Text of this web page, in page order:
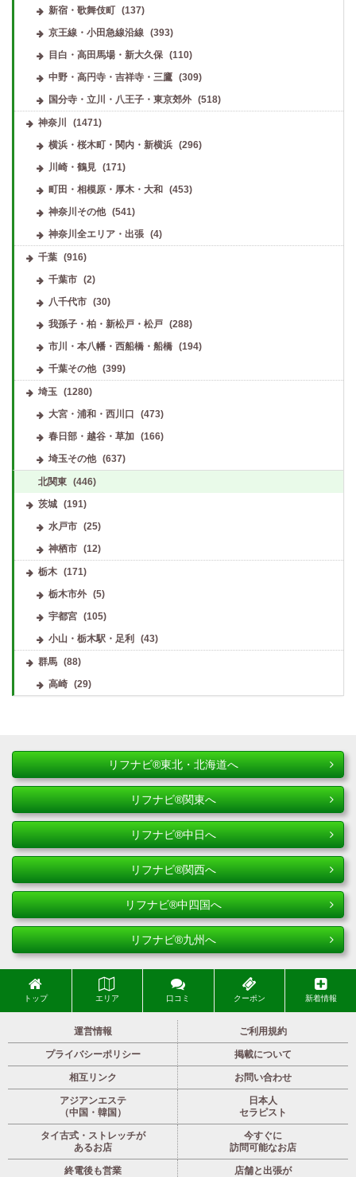
新宿・歌舞伎町
(137)
京王線・小田急線沿線
(393)
目白・高田馬場・新大久保
(110)
中野・高円寺・吉祥寺・三鷹
(309)
国分寺・立川・八王子・東京郊外
(518)
神奈川
(1471)
横浜・桜木町・関内・新横浜
(296)
川崎・鶴見
(171)
町田・相模原・厚木・大和
(453)
神奈川その他
(541)
神奈川全エリア・出張
(4)
千葉 (916)
千葉市
(2)
八千代市
(30)
我孫子・柏・新松戸・松戸
(288)
市川・本八幡・西船橋・船橋
(194)
千葉その他
(399)
埼玉
(1280)
大宮・浦和・西川口
(473)
春日部・越谷・草加
(166)
埼玉その他
(637)
北関東 (446)
茨城 (191)
水戸市
(25)
神栖市
(12)
栃木 (171)
栃木市外
(5)
宇都宮
(105)
小山・栃木駅・足利
(43)
群馬 (88)
高崎
(29)
リフナビ®東北・北海道へ
リフナビ®関東へ
リフナビ®中日へ
リフナビ®関西へ
リフナビ®中四国へ
リフナビ®九州へ
トップ エリア 口コミ クーポン 新着情報
運営情報 ご利用規約
プライバシーポリシー 掲載について
相互リンク お問い合わせ
アジアンエステ
（中国・韓国）
日本人
セラピスト
タイ古式・ストレッチが
あるお店
今すぐに
訪問可能なお店
終電後も営業
店舗と出張が